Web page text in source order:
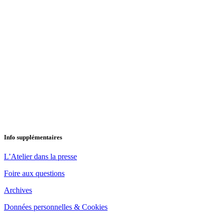
Info supplémentaires
L’Atelier dans la presse
Foire aux questions
Archives
Données personnelles & Cookies